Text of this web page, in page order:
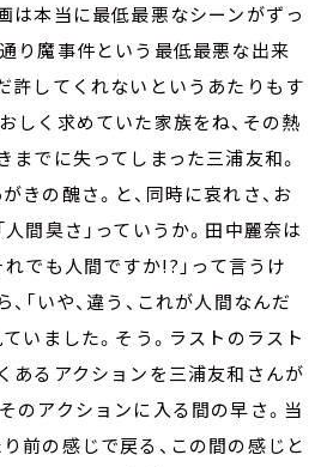
は本当に最低最悪なシーンがずっ
り魔事件という最低最悪な出来
許してくれないというあたりもす
しく求めていた家族をね、その熱
までに失ってしまった三浦友和。
きの醜さ。と、同時に哀れさ、お
人間臭さ」っていうか。田中麗奈は
れでも人間ですか!?」って言うけ
「いや、違う、これが人間なんだ
ていました。そう。ラストのラスト
あるアクションを三浦友和さんが
のアクションに入る間の早さ。当
前の感じで戻る、この間の感じと